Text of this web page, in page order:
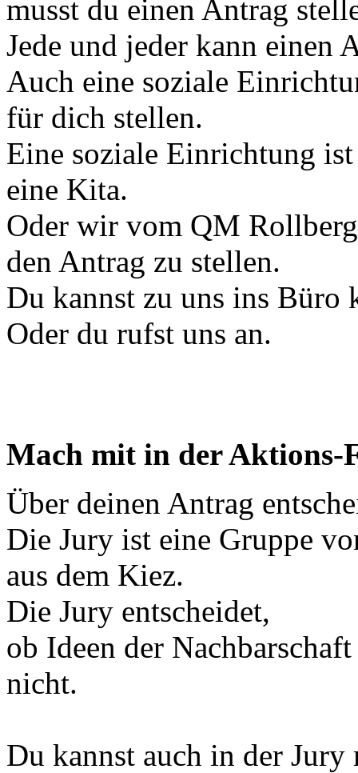
musst du einen Antrag
Jede und jeder kann einen
Auch eine soziale
für dich stellen.
Eine soziale Einrichtung
eine Kita.
Oder wir vom QM
den Antrag zu stellen.
Du kannst zu uns ins Büro
Oder du rufst uns an.
Mach mit in der Aktions-
Über deinen Antrag
Die Jury ist eine Gruppe
aus dem Kiez.
Die Jury entscheidet,
ob Ideen der
nicht.
Du kannst auch in der Jury